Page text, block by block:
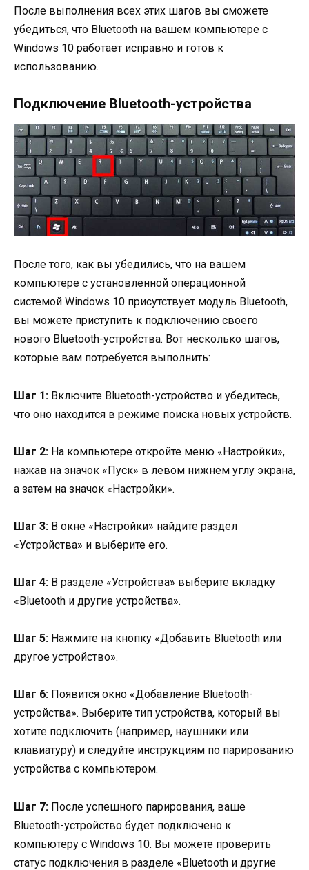
После выполнения всех этих шагов вы сможете
убедиться, что Bluetooth на вашем компьютере с
Windows 10 работает исправно и готов к
использованию.
Подключение Bluetooth-устройства
После того, как вы убедились, что на вашем
компьютере с установленной операционной
системой Windows 10 присутствует модуль Bluetooth,
вы можете приступить к подключению своего
нового Bluetooth-устройства. Вот несколько шагов,
которые вам потребуется выполнить:
Шаг 1: Включите Bluetooth-устройство и убедитесь,
что оно находится в режиме поиска новых устройств.
Шаг 2: На компьютере откройте меню «Настройки»,
нажав на значок «Пуск» в левом нижнем углу экрана,
а затем на значок «Настройки».
Шаг 3: В окне «Настройки» найдите раздел
«Устройства» и выберите его.
Шаг 4: В разделе «Устройства» выберите вкладку
«Bluetooth и другие устройства».
Шаг 5: Нажмите на кнопку «Добавить Bluetooth или
другое устройство».
Шаг 6: Появится окно «Добавление Bluetooth-
устройства». Выберите тип устройства, который вы
хотите подключить (например, наушники или
клавиатуру) и следуйте инструкциям по парированию
устройства с компьютером.
Шаг 7: После успешного парирования, ваше
Bluetooth-устройство будет подключено к
компьютеру с Windows 10. Вы можете проверить
статус подключения в разделе «Bluetooth и другие